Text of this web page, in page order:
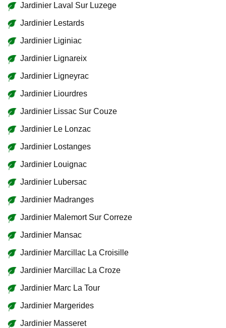
Jardinier Laval Sur Luzege
Jardinier Lestards
Jardinier Liginiac
Jardinier Lignareix
Jardinier Ligneyrac
Jardinier Liourdres
Jardinier Lissac Sur Couze
Jardinier Le Lonzac
Jardinier Lostanges
Jardinier Louignac
Jardinier Lubersac
Jardinier Madranges
Jardinier Malemort Sur Correze
Jardinier Mansac
Jardinier Marcillac La Croisille
Jardinier Marcillac La Croze
Jardinier Marc La Tour
Jardinier Margerides
Jardinier Masseret